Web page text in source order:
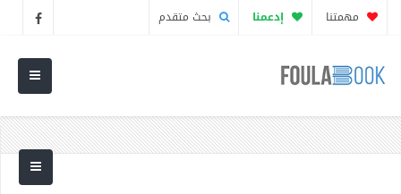
مهمتنا إدعمنا بحث متقدم